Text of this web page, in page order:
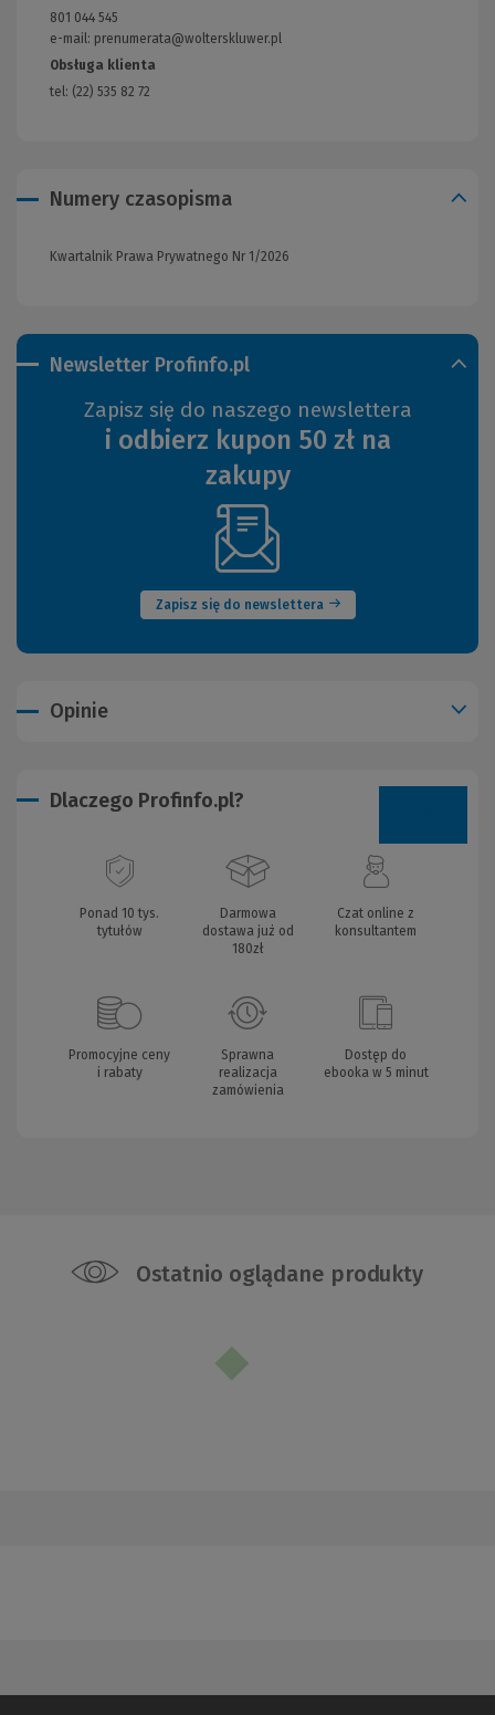
Newsletter Profinfo.pl
Zapisz się do naszego newslettera
i odbierz kupon 50 zł na
zakupy
Zapisz się do newslettera
(Nowe
okno)
801 044 545
e-mail: prenumerata@wolterskluwer.pl
Obsługa klienta
tel: (22) 535 82 72
Numery czasopisma
Kwartalnik Prawa Prywatnego Nr 1/2026
Opinie
Dlaczego Profinfo.pl?
Ponad 10 tys.
tytułów
Darmowa
dostawa już od
180zł
Czat online z
konsultantem
Promocyjne ceny
i rabaty
Sprawna
realizacja
zamówienia
Dostęp do
ebooka w 5 minut
Ostatnio oglądane produkty